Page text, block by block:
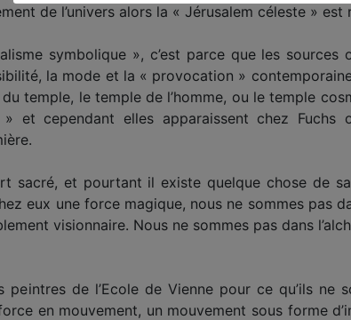
de l’univers alors la « Jérusalem céleste » est
symbolique », c’est parce que les sources
la mode et la « provocation »
temple, le temple de l’homme, ou le temple
» et cependant elles apparaissent chez
sacré, et pourtant il existe quelque chose de
eux une force magique, nous ne sommes pas
visionnaire. Nous ne sommes pas dans
de l’Ecole de Vienne pour ce qu’ils ne
en mouvement, un mouvement sous forme